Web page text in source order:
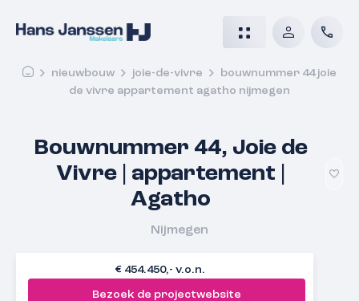
nieuwbouw joie-de-vivre
bouwnummer 44 joie
de vivre appartement agatho nijmegen
Bouwnummer 44, Joie de
Vivre | appartement |
Agatho
Nijmegen
€ 454.450,- v.o.n.
Bezoek de projectwebsite